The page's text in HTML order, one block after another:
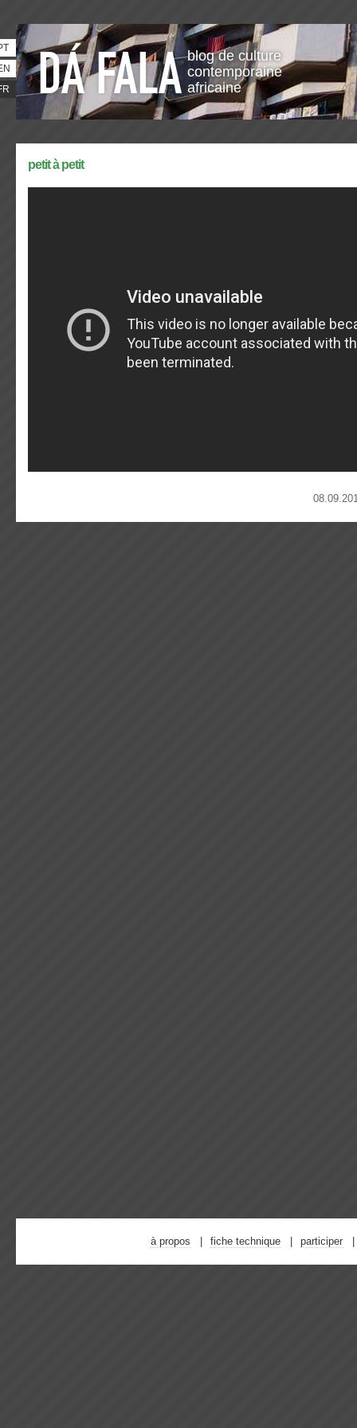
blog de culture
contemporaine
africaine
petit à petit
à propos fiche technique participer